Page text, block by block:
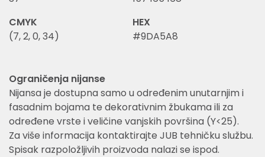
CMYK
(7, 2, 0, 34)
HEX
#9DA5A8
Ograničenja nijanse
Nijansa je dostupna samo u određenim unutarnjim i
fasadnim bojama te dekorativnim žbukama ili za
određene vrste i veličine vanjskih površina (Y<25).
Za više informacija kontaktirajte JUB tehničku službu.
Spisak razpoložljivih proizvoda nalazi se ispod.